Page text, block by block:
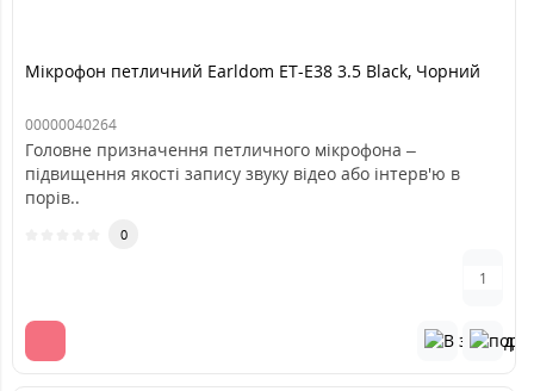
Мікрофон петличний Earldom ET-E38 3.5 Black, Чорний
00000040264
Головне призначення петличного мікрофона –
підвищення якості запису звуку відео або інтерв'ю в
порів..
0